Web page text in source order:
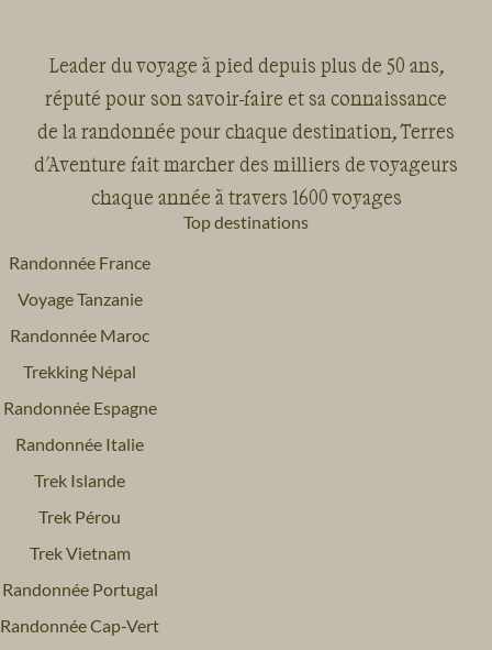
Leader du voyage à pied depuis plus de 50 ans,
réputé pour son savoir-faire et sa connaissance
de la randonnée pour chaque destination, Terres
d'Aventure fait marcher des milliers de voyageurs
chaque année à travers 1600 voyages
Top destinations
Randonnée France
Voyage Tanzanie
Randonnée Maroc
Trekking Népal
Randonnée Espagne
Randonnée Italie
Trek Islande
Trek Pérou
Trek Vietnam
Randonnée Portugal
Randonnée Cap-Vert